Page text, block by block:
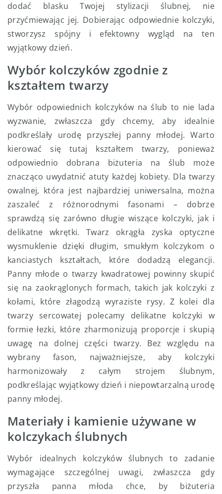
dodać blasku Twojej stylizacji ślubnej, nie
przyćmiewając jej. Dobierając odpowiednie kolczyki,
stworzysz spójny i efektowny wygląd na ten
wyjątkowy dzień.
Wybór kolczyków zgodnie z
kształtem twarzy
Wybór odpowiednich kolczyków na ślub to nie lada
wyzwanie, zwłaszcza gdy chcemy, aby idealnie
podkreślały urodę przyszłej panny młodej. Warto
kierować się tutaj kształtem twarzy, ponieważ
odpowiednio dobrana biżuteria na ślub może
znacząco uwydatnić atuty każdej kobiety. Dla twarzy
owalnej, która jest najbardziej uniwersalna, można
zaszaleć z różnorodnymi fasonami – dobrze
sprawdzą się zarówno długie wiszące kolczyki, jak i
delikatne wkrętki. Twarz okrągła zyska optyczne
wysmuklenie dzięki długim, smukłym kolczykom o
kanciastych kształtach, które dodadzą elegancji.
Panny młode o twarzy kwadratowej powinny skupić
się na zaokrąglonych formach, takich jak kolczyki z
kołami, które złagodzą wyraziste rysy. Z kolei dla
twarzy sercowatej polecamy delikatne kolczyki w
formie łezki, które zharmonizują proporcje i skupią
uwagę na dolnej części twarzy. Bez względu na
wybrany fason, najważniejsze, aby kolczyki
harmonizowały z całym strojem ślubnym,
podkreślając wyjątkowy dzień i niepowtarzalną urodę
panny młodej.
Materiały i kamienie używane w
kolczykach ślubnych
Wybór idealnych kolczyków ślubnych to zadanie
wymagające szczególnej uwagi, zwłaszcza gdy
przyszła panna młoda chce, by biżuteria